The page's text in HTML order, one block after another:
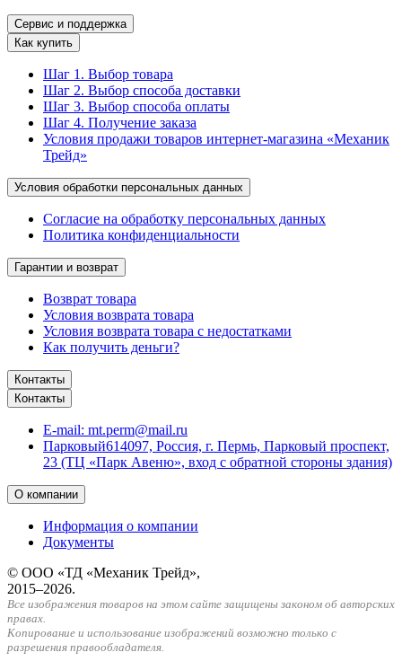
Сервис и поддержка
Как купить
Шаг 1. Выбор товара
Шаг 2. Выбор способа доставки
Шаг 3. Выбор способа оплаты
Шаг 4. Получение заказа
Условия продажи товаров интернет-магазина «Механик
Трейд»
Условия обработки персональных данных
Согласие на обработку персональных данных
Политика конфиденциальности
Гарантии и возврат
Возврат товара
Условия возврата товара
Условия возврата товара с недостатками
Как получить деньги?
Контакты
Контакты
E-mail: mt.perm@mail.ru
Парковый614097, Россия, г. Пермь, Парковый проспект,
23 (ТЦ «Парк Авеню», вход с обратной стороны здания)
О компании
Информация о компании
Документы
© ООО «ТД «Механик Трейд»,
2015–2026.
Все изображения товаров на этом сайте защищены законом об авторских
правах.
Копирование и использование изображений возможно только с
разрешения правообладателя.